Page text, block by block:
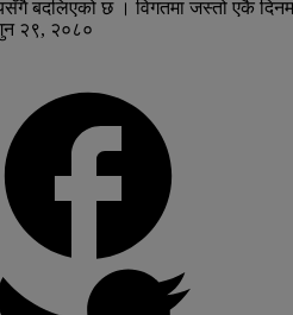
बदलिएको छ । विगतमा जस्तो एकै
२९, २०८०